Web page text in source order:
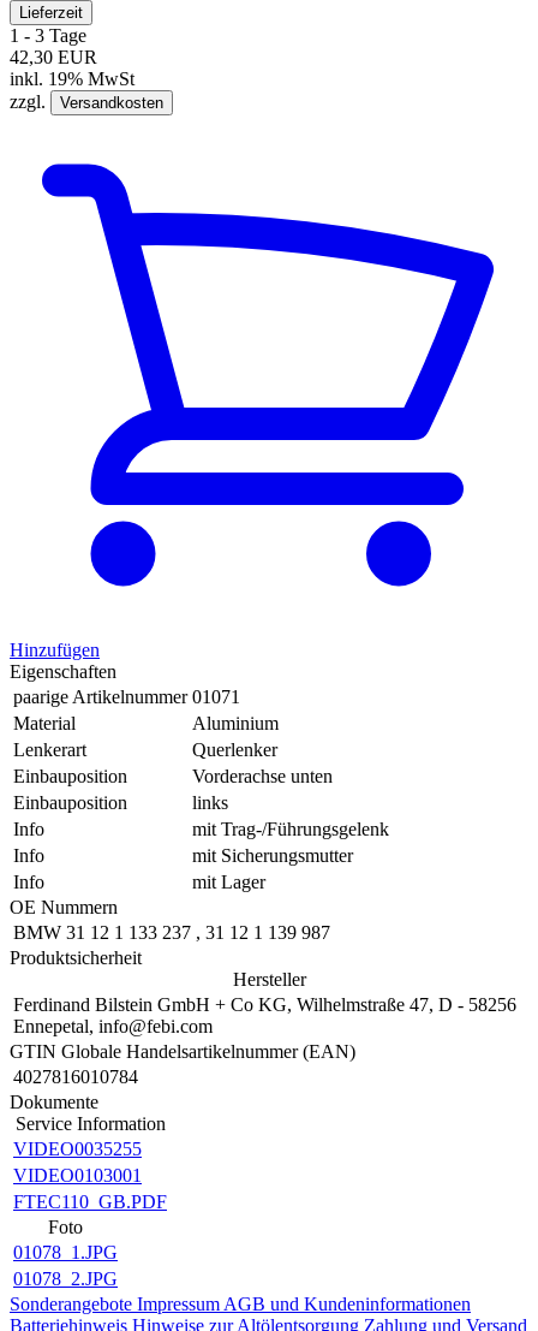
Lieferzeit
1 - 3 Tage
42,30 EUR
inkl. 19% MwSt
zzgl.
Versandkosten
Hinzufügen
Eigenschaften
paarige Artikelnummer 01071
Material
Aluminium
Lenkerart
Querlenker
Einbauposition
Vorderachse unten
Einbauposition
links
Info
mit Trag-/Führungsgelenk
Info
mit Sicherungsmutter
Info
mit Lager
OE Nummern
BMW 31 12 1 133 237 , 31 12 1 139 987
Produktsicherheit
Hersteller
Ferdinand Bilstein GmbH + Co KG, Wilhelmstraße 47, D - 58256
Ennepetal, info@febi.com
GTIN Globale Handelsartikelnummer (EAN)
4027816010784
Dokumente
Service Information
VIDEO0035255
VIDEO0103001
FTEC110_GB.PDF
Foto
01078_1.JPG
01078_2.JPG
Sonderangebote Impressum AGB und Kundeninformationen
Batteriehinweis Hinweise zur Altölentsorgung Zahlung und Versand